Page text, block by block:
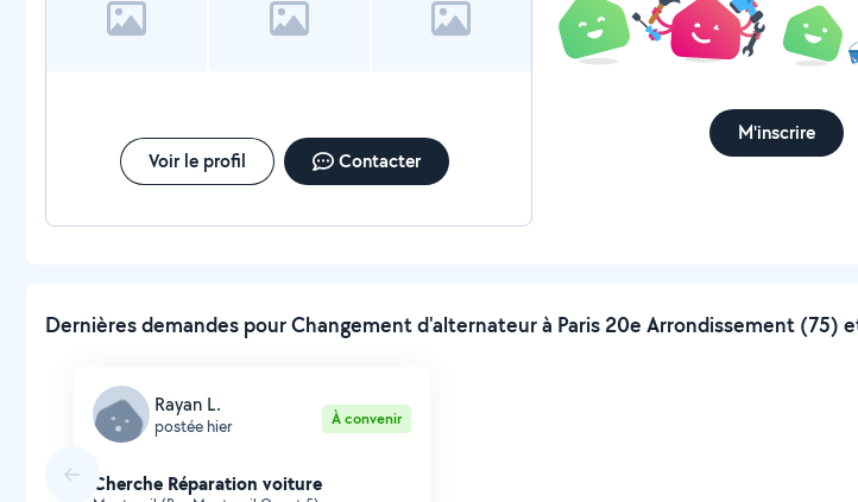
Voir le profil Contacter
M'inscrire
Dernières demandes pour Changement d'alternateur à Paris 20e Arrondissement (75)
Rayan L.
postée hier À convenir
Cherche Réparation voiture